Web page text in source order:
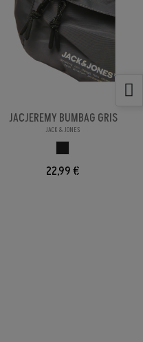
JACJEREMY BUMBAG GRIS
JACK & JONES
22,99 €